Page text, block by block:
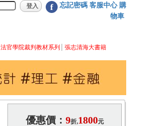
f 忘記密碼 客服中心 購
物車
法官學院裁判教材系列 張志清海大書籍
優惠價： 9折,1800元